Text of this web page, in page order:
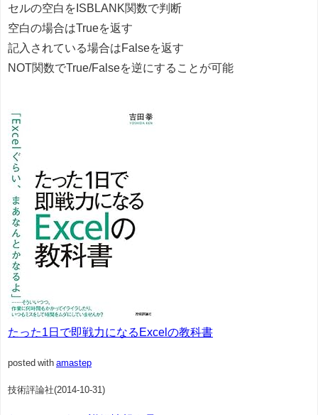
セルの空白をISBLANK関数で判断
空白の場合はTrueを返す
記入されている場合はFalseを返す
NOT関数でTrue/Falseを逆にすることが可能
たった1日で即戦力になるExcelの教科書
posted with amastep
技術評論社(2014-10-31)